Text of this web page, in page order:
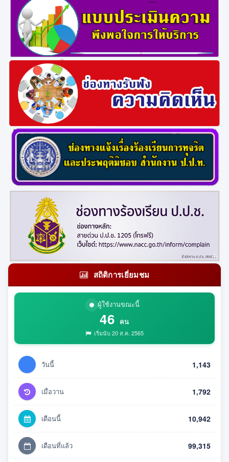
สถิติการเยี่ยมชม
ผู้ใช้งานขณะนี้
46 คน
เริ่มนับ 20 ส.ค. 2565
วันนี้ 1,143
เมื่อวาน 1,792
เดือนนี้ 10,942
เดือนที่แล้ว 99,315